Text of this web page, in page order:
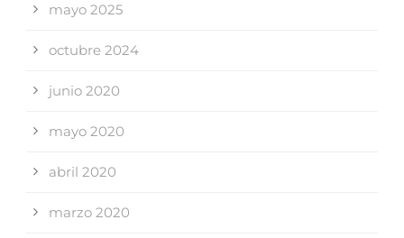
mayo 2025
octubre 2024
junio 2020
mayo 2020
abril 2020
marzo 2020